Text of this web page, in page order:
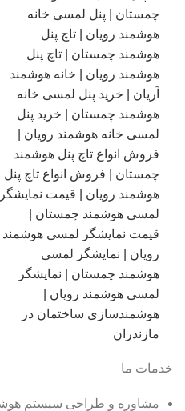
خدمات ما
مشاوره و طراحی سیستم